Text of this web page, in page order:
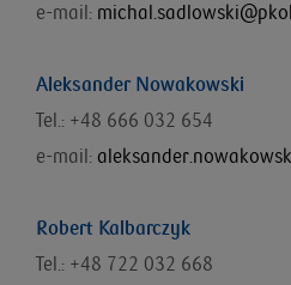
e-mail:
Aleksander Nowakowski
Tel.: +48 666 032 654
e-mail:
Robert Kalbarczyk
Tel.: +48 722 032 668